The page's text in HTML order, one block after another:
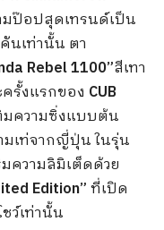
มป๊อปสุดเทรนด์เป็น
นเท่านั้น ตา
Rebel 1100”สีเทา
ครั้งแรกของ CUB
ความซิ่งแบบต้น
เท่จากญี่ปุ่น ในรุ่น
ความลิมิเต็ดด้วย
Edition”ที่เปิด
ว์เท่านั้น